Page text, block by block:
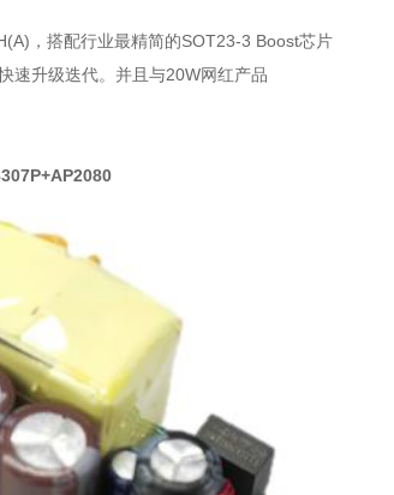
，搭配行业最精简的SOT23-3 Boost芯片
速升级迭代。并且与20W网红产品